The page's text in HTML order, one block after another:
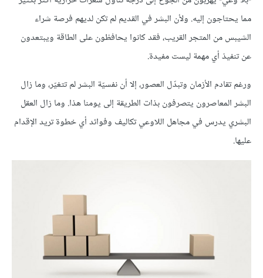
مما يحتاجون إليه. ولأن البشر في القديم لم تكن لديهم فرصة شراء
الشيبس من المتجر القريب، فقد كانوا يحافظون على الطاقة ويبتعدون
عن تنفيذ أي مهمة ليست مفيدة.
ورغم تقادم الأزمان وتبدّل العصور، إلا أن نفسيّة البشر لم تتغيّر، وما زال
البشر المعاصرون يتصرفون بذات الطريقة إلى يومنا هذا. وما زال العقل
البشري يدرس في مجاهل اللاوعي تكاليف وفوائد أي خطوة تريد الإقدام
عليها.